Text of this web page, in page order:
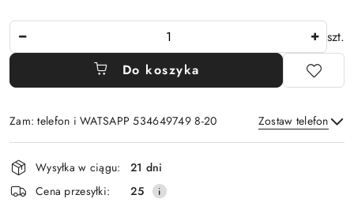
szt.
Do koszyka
Zam: telefon i WATSAPP 534649749 8-20 Zostaw telefon
Wyślij
Dostępność
i
dostawa
Wysyłka w ciągu:
21 dni
Cena przesyłki:
25